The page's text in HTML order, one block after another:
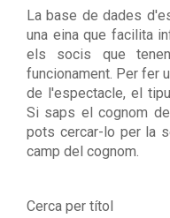
La base de dades
una eina que facilita
els socis que
funcionament. Per fer
de l'espectacle, el
Si saps el cognom
pots cercar-lo per la
camp del cognom.
Cerca per títol